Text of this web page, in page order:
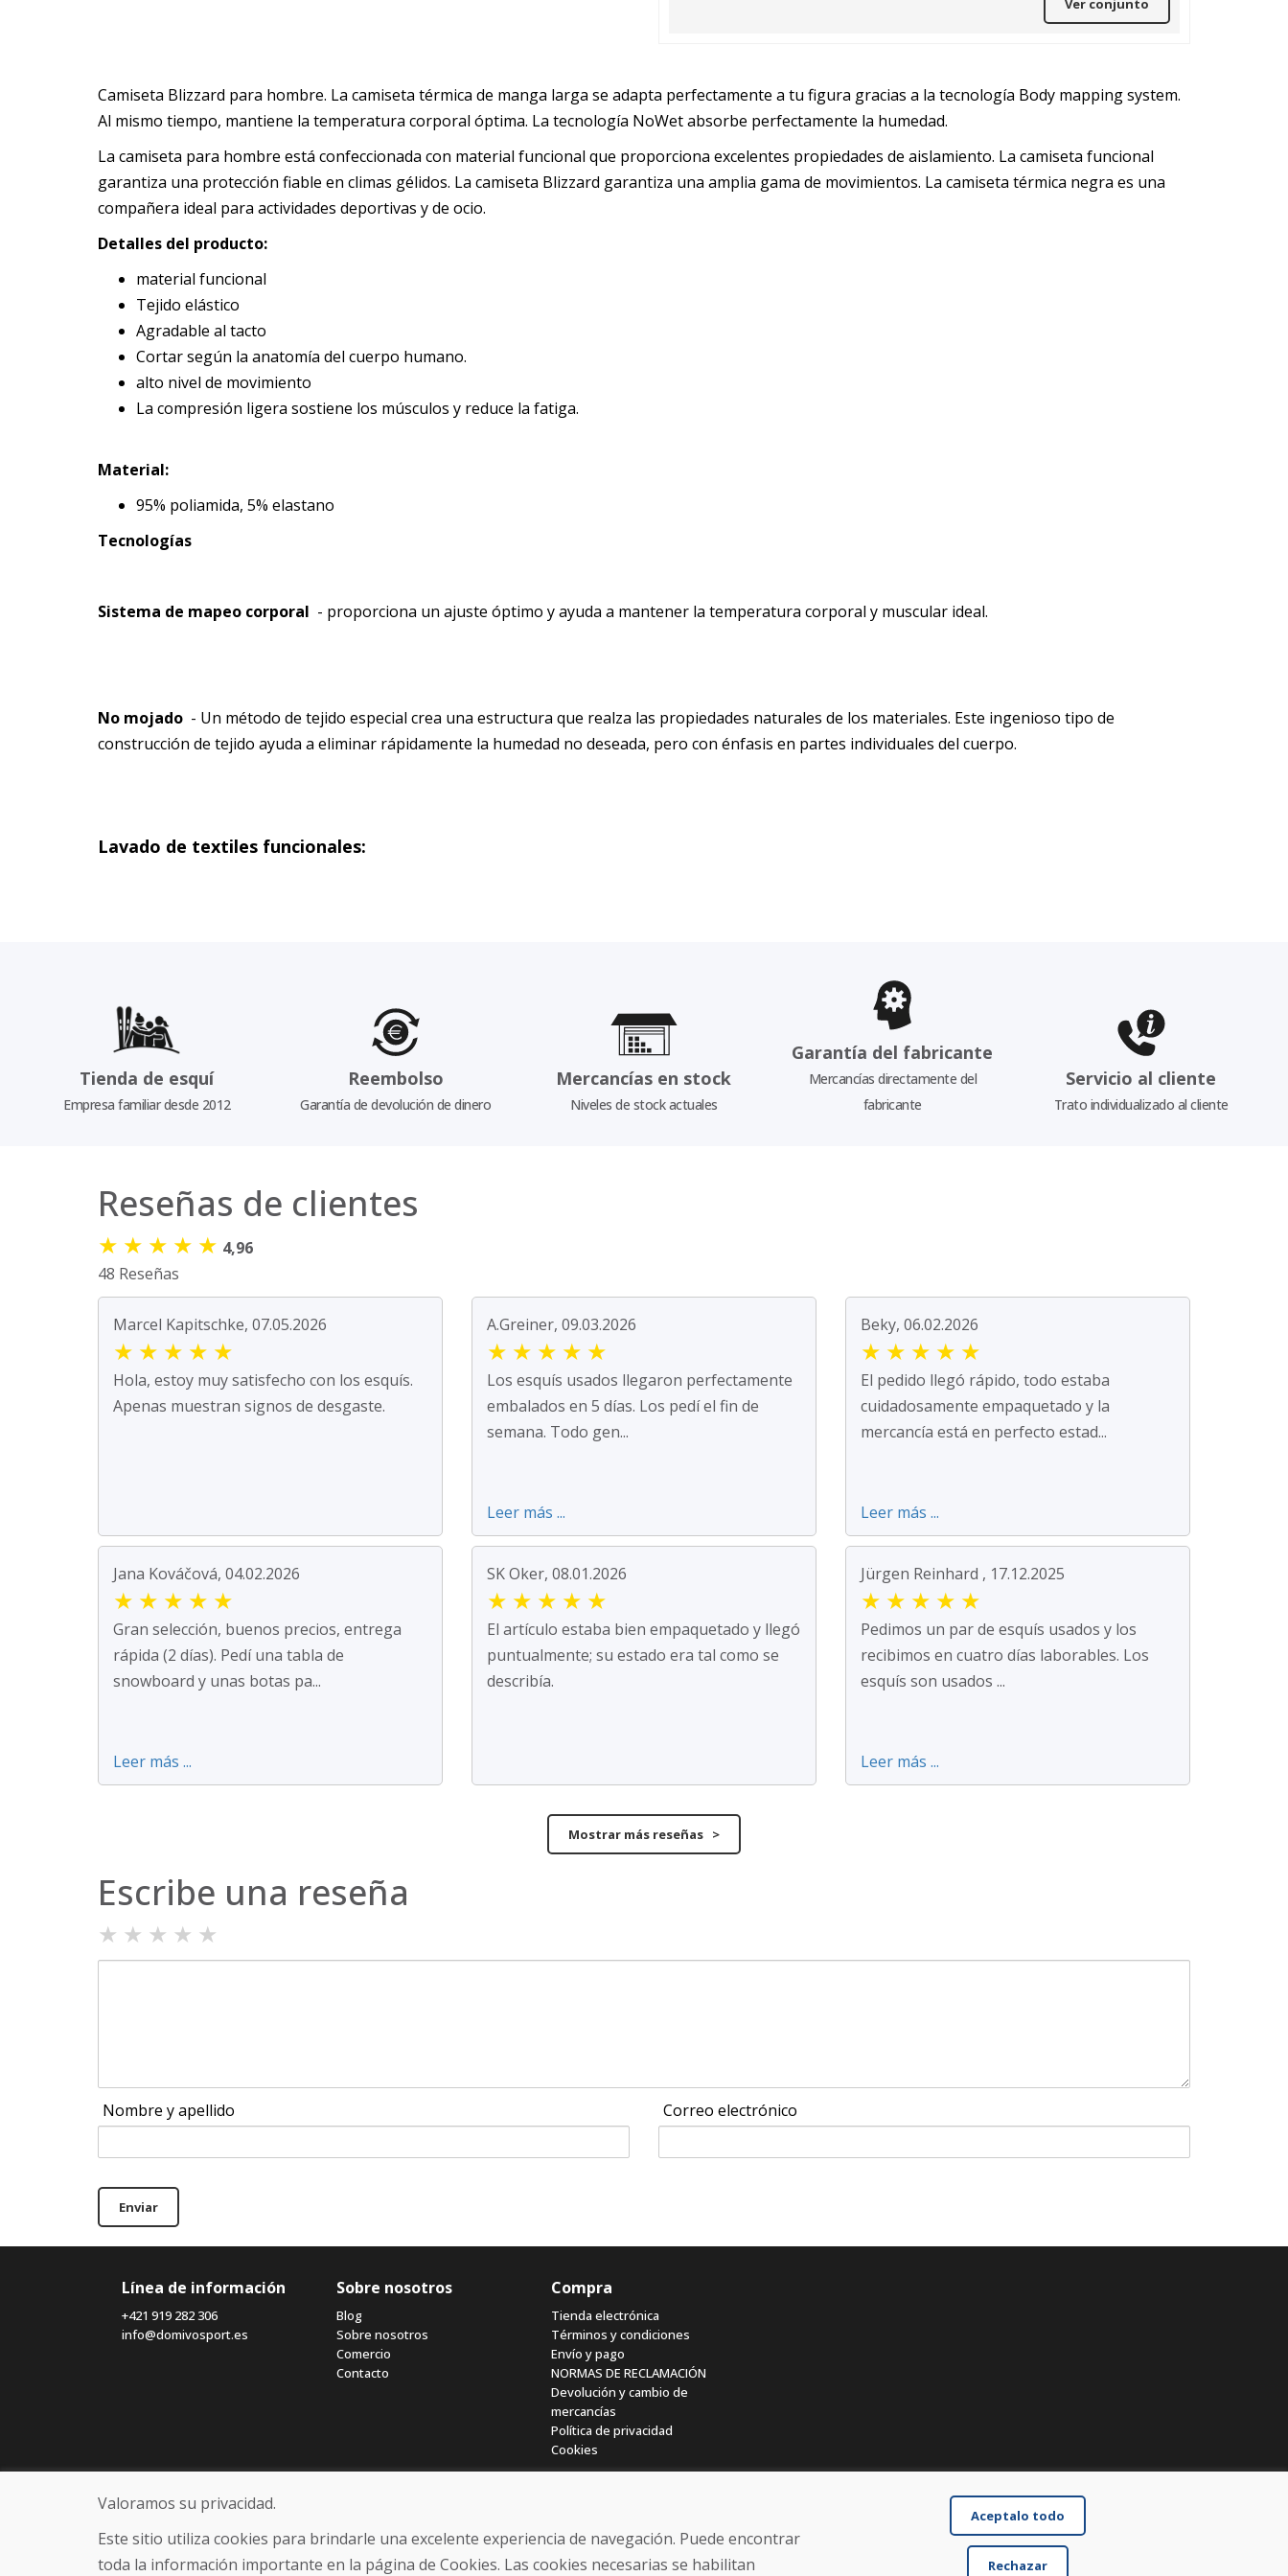
Ver conjunto
Camiseta Blizzard para hombre. La camiseta térmica de manga larga se adapta perfectamente a tu figura gracias a la tecnología Body mapping system.
Al mismo tiempo, mantiene la temperatura corporal óptima. La tecnología NoWet absorbe perfectamente la humedad.
La camiseta para hombre está confeccionada con material funcional que proporciona excelentes propiedades de aislamiento. La camiseta funcional
garantiza una protección fiable en climas gélidos. La camiseta Blizzard garantiza una amplia gama de movimientos. La camiseta térmica negra es una
compañera ideal para actividades deportivas y de ocio.
Detalles del producto:
material funcional
Tejido elástico
Agradable al tacto
Cortar según la anatomía del cuerpo humano.
alto nivel de movimiento
La compresión ligera sostiene los músculos y reduce la fatiga.
Material:
95% poliamida, 5% elastano
Tecnologías
Sistema de mapeo corporal - proporciona un ajuste óptimo y ayuda a mantener la temperatura corporal y muscular ideal.
No mojado - Un método de tejido especial crea una estructura que realza las propiedades naturales de los materiales. Este ingenioso tipo de
construcción de tejido ayuda a eliminar rápidamente la humedad no deseada, pero con énfasis en partes individuales del cuerpo.
Lavado de textiles funcionales:
Tienda de esquí
Empresa familiar desde 2012
Reembolso
Garantía de devolución de dinero
Mercancías en stock
Niveles de stock actuales
Garantía del fabricante
Mercancías directamente del
fabricante
Servicio al cliente
Trato individualizado al cliente
Reseñas de clientes
★ ★ ★ ★ ★ 4,96
48 Reseñas
Marcel Kapitschke, 07.05.2026
★ ★ ★ ★ ★
Hola, estoy muy satisfecho con los esquís.
Apenas muestran signos de desgaste.
A.Greiner, 09.03.2026
★ ★ ★ ★ ★
Los esquís usados llegaron perfectamente
embalados en 5 días. Los pedí el fin de
semana. Todo gen...
Leer más ...
Beky, 06.02.2026
★ ★ ★ ★ ★
El pedido llegó rápido, todo estaba
cuidadosamente empaquetado y la
mercancía está en perfecto estad...
Leer más ...
Jana Kováčová, 04.02.2026
★ ★ ★ ★ ★
Gran selección, buenos precios, entrega
rápida (2 días). Pedí una tabla de
snowboard y unas botas pa...
Leer más ...
SK Oker, 08.01.2026
★ ★ ★ ★ ★
El artículo estaba bien empaquetado y llegó
puntualmente; su estado era tal como se
describía.
Jürgen Reinhard , 17.12.2025
★ ★ ★ ★ ★
Pedimos un par de esquís usados y los
recibimos en cuatro días laborables. Los
esquís son usados ...
Leer más ...
Mostrar más reseñas >
Escribe una reseña
★ ★ ★ ★ ★
Nombre y apellido Correo electrónico
Enviar
Línea de información
+421 919 282 306
info@domivosport.es
Sobre nosotros
Blog
Sobre nosotros
Comercio
Contacto
Compra
Tienda electrónica
Términos y condiciones
Envío y pago
NORMAS DE RECLAMACIÓN
Devolución y cambio de
mercancías
Política de privacidad
Cookies
Valoramos su privacidad.
Este sitio utiliza cookies para brindarle una excelente experiencia de navegación. Puede encontrar
toda la información importante en la página de Cookies. Las cookies necesarias se habilitan
Aceptalo todo
Rechazar